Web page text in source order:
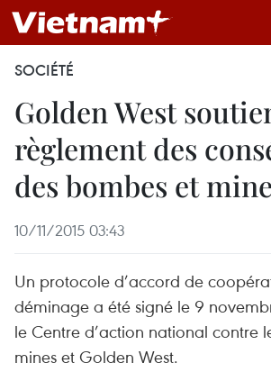
SOCIÉTÉ
Golden West
règlement des
des bombes et
10/11/2015 03:43
Un protocole d’accord de
déminage a été signé le 9
le Centre d’action national contre
mines et ​Golden West.